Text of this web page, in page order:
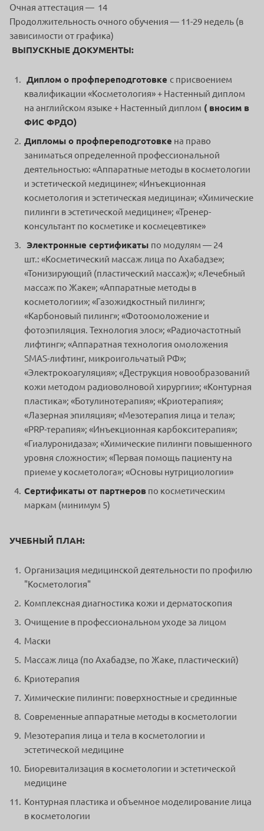
Очная аттестация — 14
Продолжительность очного обучения — 11-29 недель (в
зависимости от графика)
ВЫПУСКНЫЕ ДОКУМЕНТЫ:
Диплом о профпереподготовке с присвоением
квалификации «Косметология» + Настенный диплом
на английском языке + Настенный диплом ( вносим в
ФИС ФРДО)
Дипломы о профпереподготовке на право
заниматься определенной профессиональной
деятельностью: «Аппаратные методы в косметологии
и эстетической медицине»; «Инъекционная
косметология и эстетическая медицина»; «Химические
пилинги в эстетической медицине»; «Тренер-
консультант по косметике и космецевтике»
Электронные сертификаты по модулям — 24
шт.: «Косметический массаж лица по Ахабадзе»;
«Тонизирующий (пластический массаж)»; «Лечебный
массаж по Жаке»; «Аппаратные методы в
косметологии»; «Газожидкостный пилинг»;
«Карбоновый пилинг»; «Фотоомоложение и
фотоэпиляция. Технология элос»; «Радиочастотный
лифтинг»; «Аппаратная технология омоложения
SMAS-лифтинг, микроигольчатый РФ»;
«Электрокоагуляция»; «Деструкция новообразований
кожи методом радиоволновой хирургии»; «Контурная
пластика»; «Ботулинотерапия»; «Криотерапия»;
«Лазерная эпиляция»; «Мезотерапия лица и тела»;
«PRP-терапия»; «Инъекционная карбокситерапия»;
«Гиалуронидаза»; «Химические пилинги повышенного
уровня сложности»; «Первая помощь пациенту на
приеме у косметолога»; «Основы нутрициологии»
Сертификаты от партнеров по косметическим
маркам (минимум 5)
УЧЕБНЫЙ ПЛАН:
Организация медицинской деятельности по профилю
"Косметология"
Комплексная диагностика кожи и дерматоскопия
Очищение в профессиональном уходе за лицом
Маски
Массаж лица (по Ахабадзе, по Жаке, пластический)
Криотерапия
Химические пилинги: поверхностные и срединные
Современные аппаратные методы в косметологии
Мезотерапия лица и тела в косметологии и
эстетической медицине
Биоревитализация в косметологии и эстетической
медицине
Контурная пластика и объемное моделирование лица
в косметологии